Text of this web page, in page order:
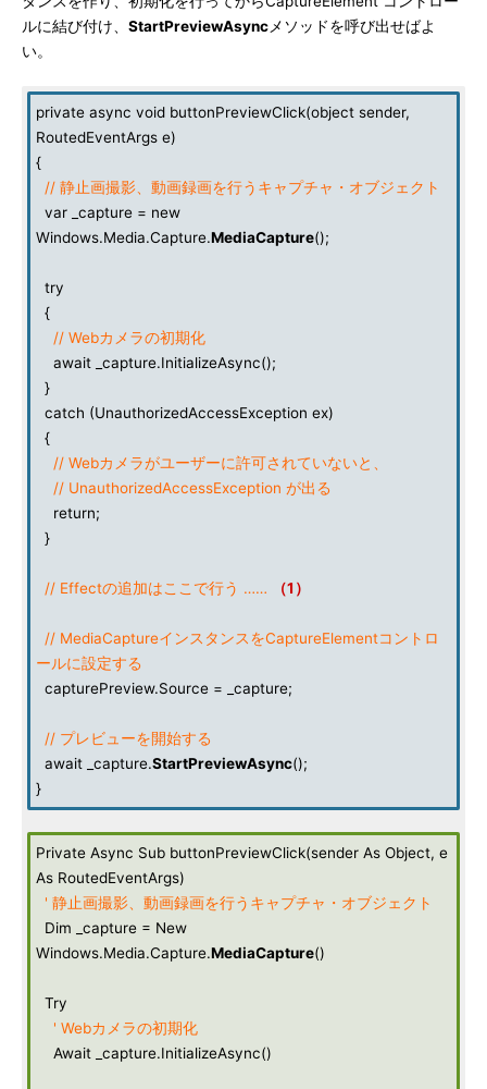
ルに結び付け、 StartPreviewAsync メソッドを呼び出せばよ
い。
private async void buttonPreviewClick(object sender,
RoutedEventArgs e)
{
// 静止画撮影、動画録画を行うキャプチャ・オブジェクト
var _capture = new
Windows.Media.Capture.MediaCapture();
try
{
// Webカメラの初期化
await _capture.InitializeAsync();
}
catch (UnauthorizedAccessException ex)
{
// Webカメラがユーザーに許可されていないと、
// UnauthorizedAccessException が出る
return;
}
// Effectの追加はここで行う …… （1）
// MediaCaptureインスタンスをCaptureElementコントロ
ールに設定する
capturePreview.Source = _capture;
// プレビューを開始する
await _capture.StartPreviewAsync();
}
Private Async Sub buttonPreviewClick(sender As Object, e
As RoutedEventArgs)
' 静止画撮影、動画録画を行うキャプチャ・オブジェクト
Dim _capture = New
Windows.Media.Capture.MediaCapture()
Try
' Webカメラの初期化
Await _capture.InitializeAsync()